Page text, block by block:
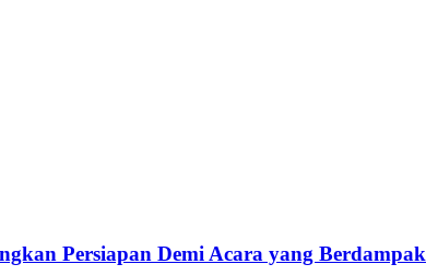
Persiapan Demi Acara yang Berdampak